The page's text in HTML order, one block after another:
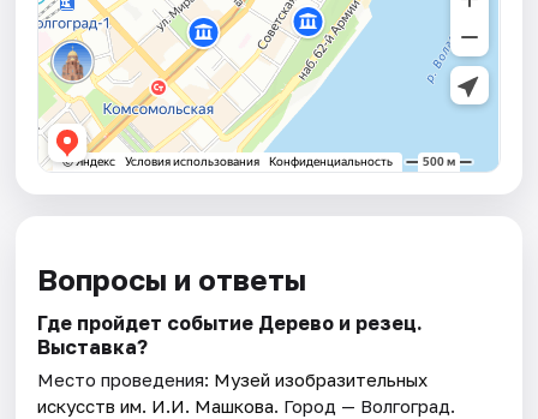
Вопросы и ответы
Где пройдет событие Дерево и резец.
Выставка?
Место проведения: Музей изобразительных
искусств им. И.И. Машкова. Город — Волгоград.